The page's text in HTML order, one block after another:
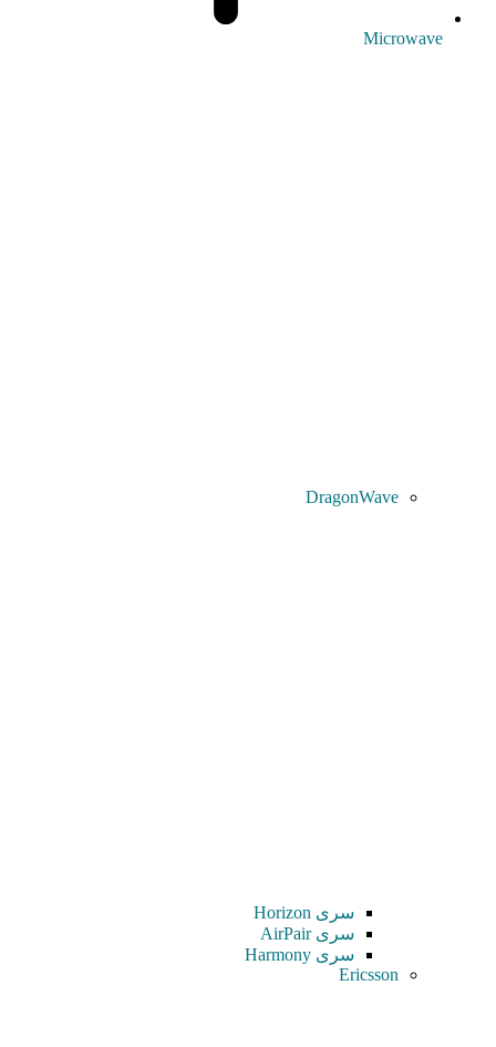
Microwave
DragonWave
سری Horizon
سری AirPair
سری Harmony
Ericsson